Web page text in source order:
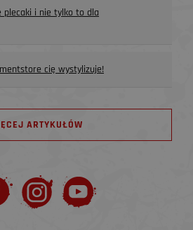
plecaki i nie tylko to dla
cię wystylizuje!
ARTYKUŁÓW